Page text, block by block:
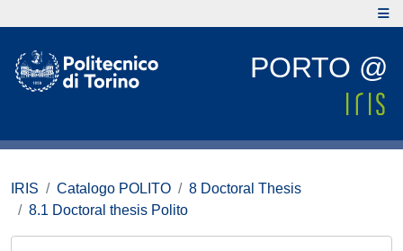
PORTO @
IRIS Catalogo POLITO
8 Doctoral Thesis
8.1 Doctoral thesis Polito